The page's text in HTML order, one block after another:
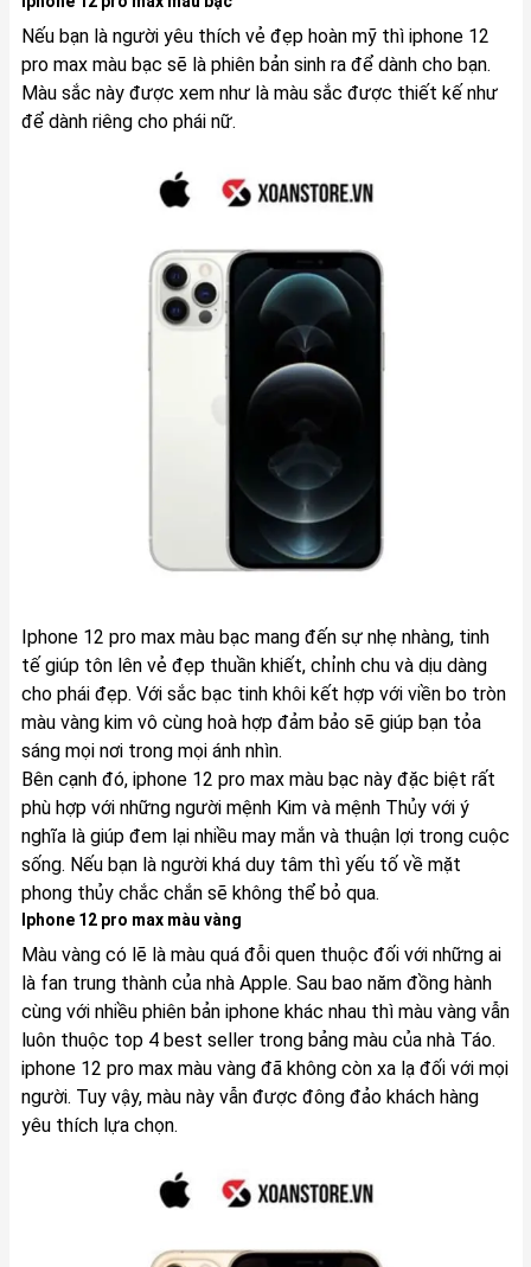
Nếu bạn là người yêu thích vẻ đẹp hoàn mỹ thì iphone 12
pro max màu bạc sẽ là phiên bản sinh ra để dành cho bạn.
Màu sắc này được xem như là màu sắc được thiết kế như
để dành riêng cho phái nữ.
Iphone 12 pro max màu bạc mang đến sự nhẹ nhàng, tinh
tế giúp tôn lên vẻ đẹp thuần khiết, chỉnh chu và dịu dàng
cho phái đẹp. Với sắc bạc tinh khôi kết hợp với viền bo tròn
màu vàng kim vô cùng hoà hợp đảm bảo sẽ giúp bạn tỏa
sáng mọi nơi trong mọi ánh nhìn.
Bên cạnh đó, iphone 12 pro max màu bạc này đặc biệt rất
phù hợp với những người mệnh Kim và mệnh Thủy với ý
nghĩa là giúp đem lại nhiều may mắn và thuận lợi trong cuộc
sống. Nếu bạn là người khá duy tâm thì yếu tố về mặt
phong thủy chắc chắn sẽ không thể bỏ qua.
Iphone 12 pro max màu vàng
Màu vàng có lẽ là màu quá đỗi quen thuộc đối với những ai
là fan trung thành của nhà Apple. Sau bao năm đồng hành
cùng với nhiều phiên bản iphone khác nhau thì màu vàng vẫn
luôn thuộc top 4 best seller trong bảng màu của nhà Táo.
iphone 12 pro max màu vàng đã không còn xa lạ đối với mọi
người. Tuy vậy, màu này vẫn được đông đảo khách hàng
yêu thích lựa chọn.